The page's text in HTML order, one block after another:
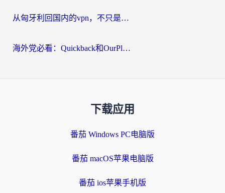
从匈牙利回国内的vpn，不只是为了刷剧那么简单
海外党必看：Quickback和OurPlay好用吗？3分钟选对回国加速器，无缝刷剧玩游戏
下载应用
番茄 Windows PC电脑版
番茄 macOS苹果电脑版
番茄 ios苹果手机版